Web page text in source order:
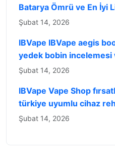
Batarya Ömrü ve En İyi
Şubat 14, 2026
IBVape IBVape aegis
yedek bobin incelemesi
Şubat 14, 2026
IBVape Vape Shop
türkiye uyumlu cihaz
Şubat 14, 2026